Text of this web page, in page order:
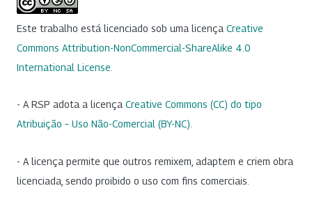
Este trabalho está licenciado sob uma licença Creative
Commons Attribution-NonCommercial-ShareAlike 4.0
International License
- A RSP adota a licença Creative Commons (CC) do tipo
Atribuição – Uso Não-Comercial (BY-NC).
- A licença permite que outros remixem, adaptem e criem obra
licenciada, sendo proibido o uso com fins comerciais.